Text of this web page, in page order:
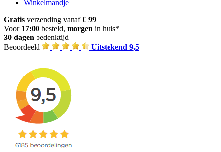
Winkelmandje
Gratis verzending vanaf€ 99
Voor 17:00 besteld, morgen in huis*
30 dagen bedenktijd
Beoordeeld
Uitstekend 9,5